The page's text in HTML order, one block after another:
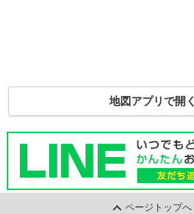
地図アプリで開く
ページトップへ